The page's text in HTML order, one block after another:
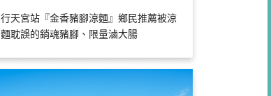
行天宮站『金香豬腳涼麵』鄉民推薦被涼
麵耽誤的銷魂豬腳、限量滷大腸